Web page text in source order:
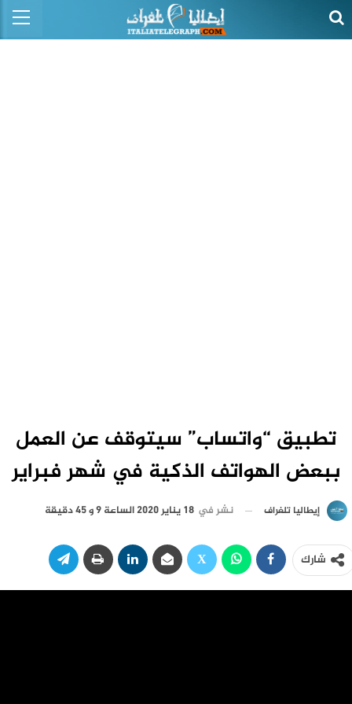
تطبيق “واتساب” سيتوقف عن العمل
ببعض الهواتف الذكية في شهر فبراير
إيطاليا تلغراف نشر في 18 يناير 2020 الساعة 9 و 45 دقيقة
شارك